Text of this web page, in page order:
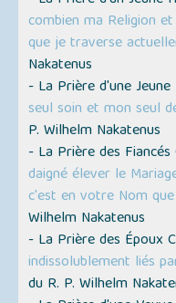
combien ma Religion
que je traverse
Nakatenus
- La Prière d'une
seul soin et mon seul
P. Wilhelm Nakatenus
- La Prière des Fiancés
daigné élever le
c'est en votre Nom
Wilhelm Nakatenus
- La Prière des Époux
indissolublement liés
du R. P. Wilhelm